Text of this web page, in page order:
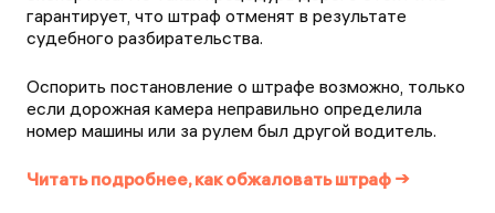
гарантирует, что штраф отменят в результате
судебного разбирательства.
Оспорить постановление о штрафе возможно, только
если дорожная камера неправильно определила
номер машины или за рулем был другой водитель.
Читать подробнее, как обжаловать штраф →